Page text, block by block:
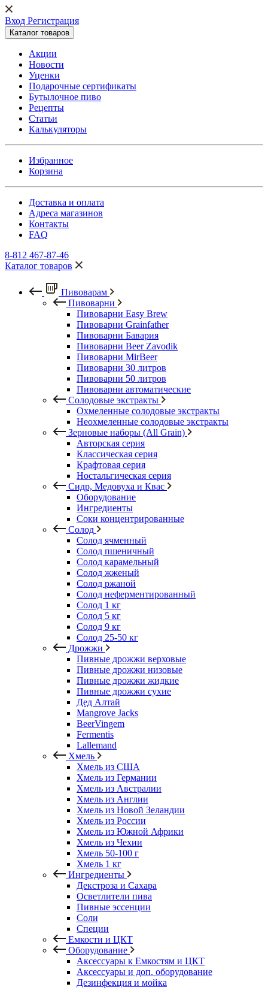
Вход Регистрация
Каталог товаров
Акции
Новости
Уценки
Подарочные сертификаты
Бутылочное пиво
Рецепты
Статьи
Калькуляторы
Избранное
Корзина
Доставка и оплата
Адреса магазинов
Контакты
FAQ
8-812 467-87-46
Каталог товаров
Пивоварам
Пивоварни
Пивоварни Easy Brew
Пивоварни Grainfather
Пивоварни Бавария
Пивоварни Beer Zavodik
Пивоварни MirBeer
Пивоварни 30 литров
Пивоварни 50 литров
Пивоварни автоматические
Солодовые экстракты
Охмеленные солодовые экстракты
Неохмеленные солодовые экстракты
Зерновые наборы (All Grain)
Авторская серия
Классическая серия
Крафтовая серия
Ностальгическая серия
Сидр, Медовуха и Квас
Оборудование
Ингредиенты
Соки концентрированные
Солод
Солод ячменный
Солод пшеничный
Солод карамельный
Солод жженый
Солод ржаной
Солод неферментированный
Солод 1 кг
Солод 5 кг
Солод 9 кг
Солод 25-50 кг
Дрожжи
Пивные дрожжи верховые
Пивные дрожжи низовые
Пивные дрожжи жидкие
Пивные дрожжи сухие
Дед Алтай
Mangrove Jacks
BeerVingem
Fermentis
Lallemand
Хмель
Хмель из США
Хмель из Германии
Хмель из Австралии
Хмель из Англии
Хмель из Новой Зеландии
Хмель из России
Хмель из Южной Африки
Хмель из Чехии
Хмель 50-100 г
Хмель 1 кг
Ингредиенты
Декстроза и Сахара
Осветлители пива
Пивные эссенции
Соли
Специи
Емкости и ЦКТ
Оборудование
Аксессуары к Емкостям и ЦКТ
Аксессуары и доп. оборудование
Дезинфекция и мойка